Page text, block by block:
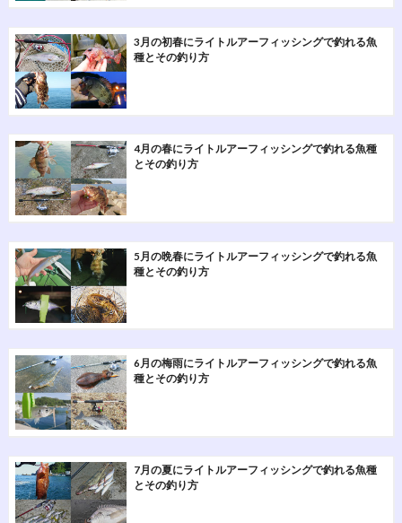
3月の初春にライトルアーフィッシングで釣れる魚
種とその釣り方
4月の春にライトルアーフィッシングで釣れる魚種
とその釣り方
5月の晩春にライトルアーフィッシングで釣れる魚
種とその釣り方
6月の梅雨にライトルアーフィッシングで釣れる魚
種とその釣り方
7月の夏にライトルアーフィッシングで釣れる魚種
とその釣り方